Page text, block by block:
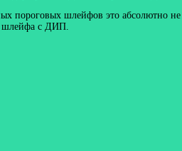
пороговых шлейфов это абсолютно
шлейфа с ДИП.